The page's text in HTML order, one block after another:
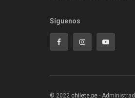
Síguenos
© 2022 chilete.pe -